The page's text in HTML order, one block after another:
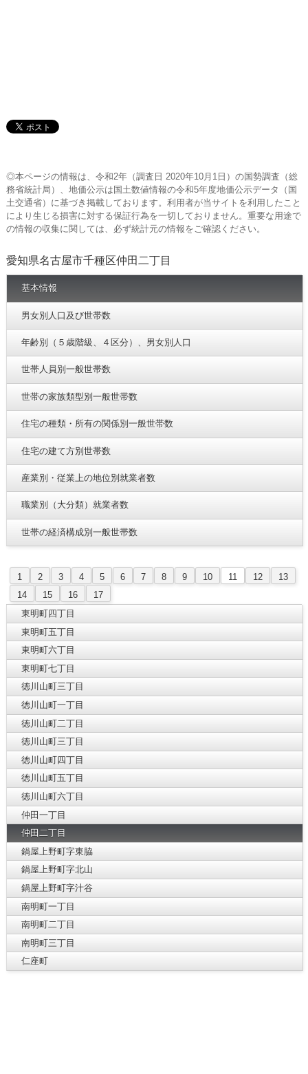
◎本ページの情報は、令和2年（調査日 2020年10月1日）の国勢調査（総
務省統計局）、地価公示は国土数値情報の令和5年度地価公示データ（国
土交通省）に基づき掲載しております。利用者が当サイトを利用したこと
により生じる損害に対する保証行為を一切しておりません。重要な用途で
の情報の収集に関しては、必ず統計元の情報をご確認ください。
愛知県名古屋市千種区仲田二丁目
基本情報
男女別人口及び世帯数
年齢別（５歳階級、４区分）、男女別人口
世帯人員別一般世帯数
世帯の家族類型別一般世帯数
住宅の種類・所有の関係別一般世帯数
住宅の建て方別世帯数
産業別・従業上の地位別就業者数
職業別（大分類）就業者数
世帯の経済構成別一般世帯数
1 2 3 4 5 6 7 8 9 10 11 12
13
14
15 16
17
東明町四丁目
東明町五丁目
東明町六丁目
東明町七丁目
徳川山町三丁目
徳川山町一丁目
徳川山町二丁目
徳川山町三丁目
徳川山町四丁目
徳川山町五丁目
徳川山町六丁目
仲田一丁目
仲田二丁目
鍋屋上野町字東脇
鍋屋上野町字北山
鍋屋上野町字汁谷
南明町一丁目
南明町二丁目
南明町三丁目
仁座町